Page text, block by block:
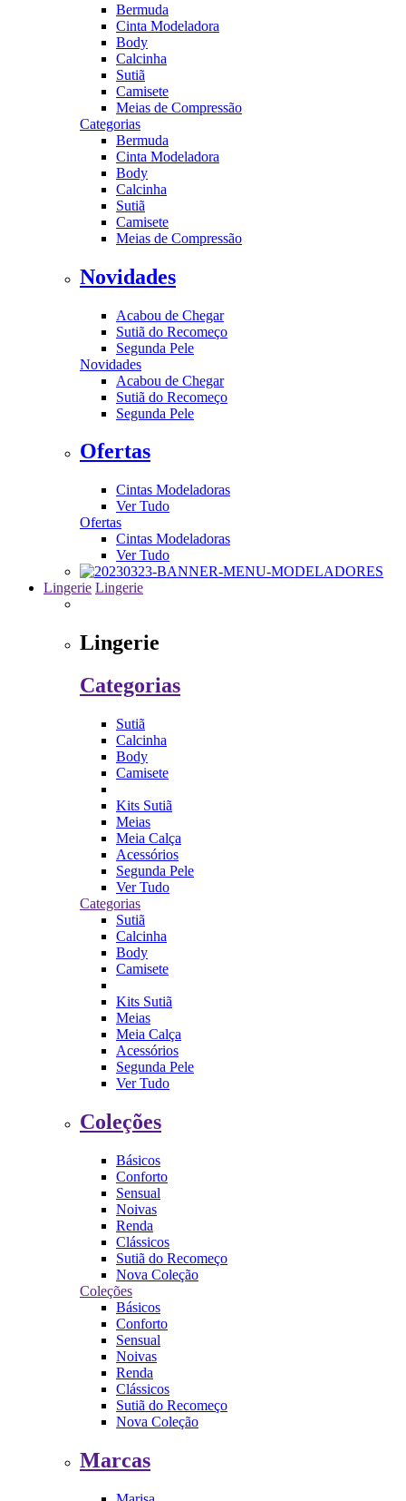
Bermuda
Cinta Modeladora
Body
Calcinha
Sutiã
Camisete
Meias de Compressão
Categorias
Bermuda
Cinta Modeladora
Body
Calcinha
Sutiã
Camisete
Meias de Compressão
Novidades
Acabou de Chegar
Sutiã do Recomeço
Segunda Pele
Novidades
Acabou de Chegar
Sutiã do Recomeço
Segunda Pele
Ofertas
Cintas Modeladoras
Ver Tudo
Ofertas
Cintas Modeladoras
Ver Tudo
Lingerie Lingerie
Lingerie
Categorias
Sutiã
Calcinha
Body
Camisete
Kits Sutiã
Meias
Meia Calça
Acessórios
Segunda Pele
Ver Tudo
Categorias
Sutiã
Calcinha
Body
Camisete
Kits Sutiã
Meias
Meia Calça
Acessórios
Segunda Pele
Ver Tudo
Coleções
Básicos
Conforto
Sensual
Noivas
Renda
Clássicos
Sutiã do Recomeço
Nova Coleção
Coleções
Básicos
Conforto
Sensual
Noivas
Renda
Clássicos
Sutiã do Recomeço
Nova Coleção
Marcas